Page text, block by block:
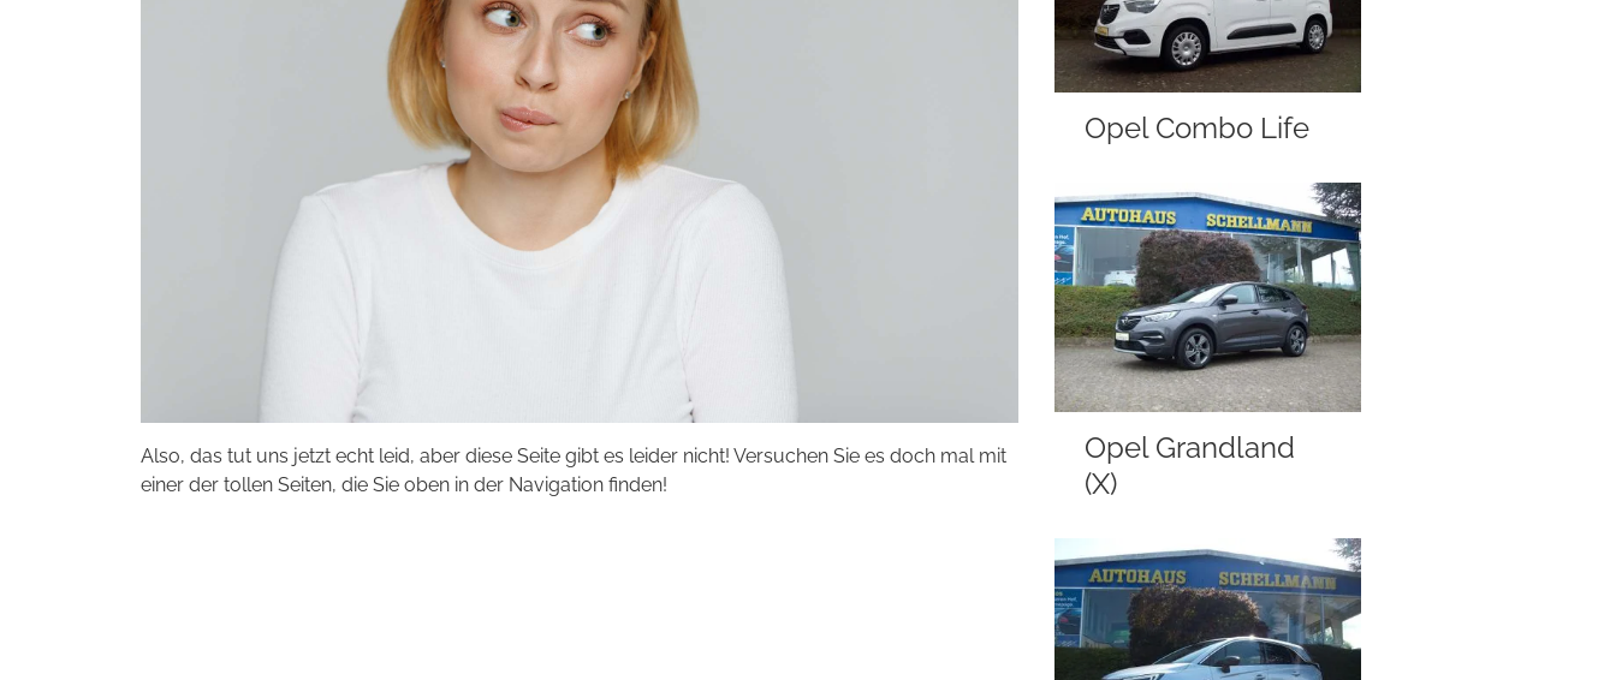
Also, das tut uns jetzt echt leid, aber diese Seite gibt es leider nicht! Versuchen Sie es doch mal mit
einer der tollen Seiten, die Sie oben in der Navigation finden!
Opel Combo Life
Opel Grandland
(X)